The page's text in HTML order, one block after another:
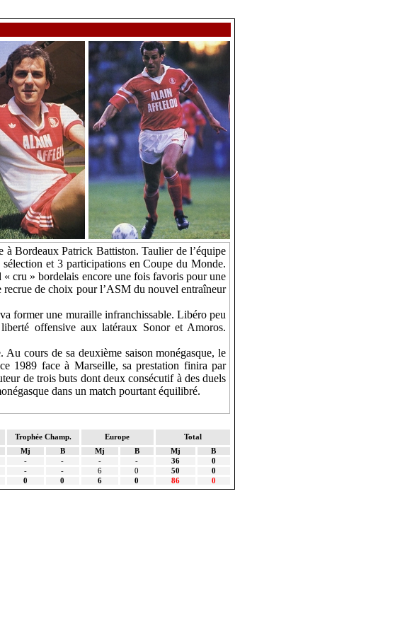
à Bordeaux Patrick Battiston. Taulier de l’équipe
et 3 participations en Coupe du Monde.
cru » bordelais encore une fois favoris pour une
recrue de choix pour l’ASM du nouvel entraîneur
former une muraille infranchissable. Libéro peu
offensive aux latéraux Sonoret Amoros.
cours de sa deuxième saison monégasque, le
1989 face à Marseille, sa prestation finira par
de trois buts dont deux consécutif à des duels
dans un match pourtant équilibré.
Trophée Champ. Europe
Total
Mj B Mj B Mj
B
- - - - 36
0
- - 6 0 50
0
0 0 6 0 86 0